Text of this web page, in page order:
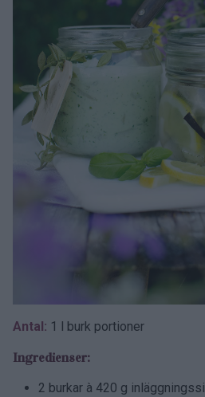
Antal: 1 l burk portioner
Ingredienser:
2 burkar à 420 g inläggningssill